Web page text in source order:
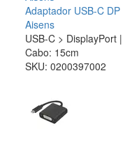
Adaptador USB-C DP
Aisens
USB-C > DisplayPort |
Cabo: 15cm
SKU: 0200397002